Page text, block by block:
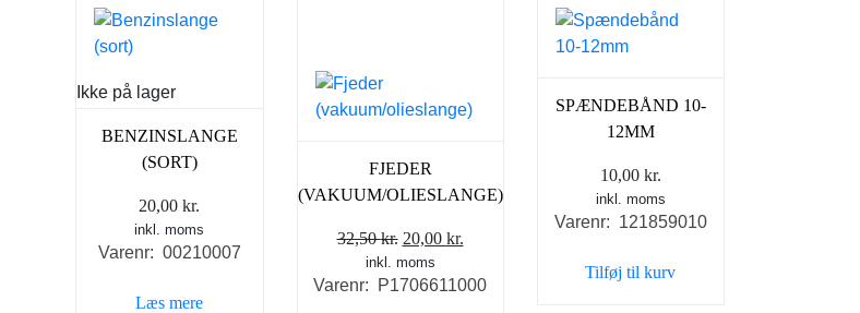
Ikke på lager
BENZINSLANGE
(SORT)
20,00kr.
inkl. moms
Varenr: 00210007
Læs mere
FJEDER
(VAKUUM/OLIESLANGE)
32,50kr. Den
oprindelige
pris
20,00 kr.
pris
inkl. moms
Varenr: P1706611000
SPÆNDEBÅND 10-
12MM
10,00 kr.
inkl. moms
Varenr: 121859010
Tilføj til kurv